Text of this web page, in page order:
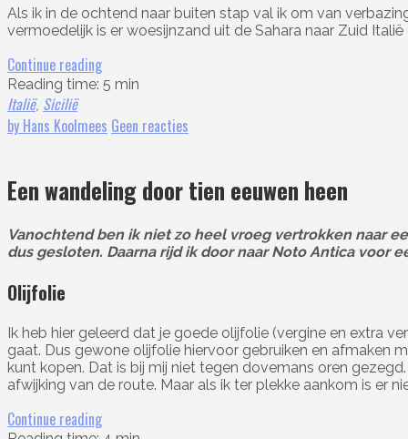
Als ik in de ochtend naar buiten stap val ik om van
vermoedelijk is er woesijnzand uit de Sahara naar Zuid
Continue reading
Reading time: 5 min
Italië, Sicilië
by Hans Koolmees Geen reacties
Een wandeling door tien eeuwen heen
Vanochtend ben ik niet zo heel vroeg vertrokken naar
dus gesloten. Daarna rijd ik door naar Noto Antica voor
Olijfolie
Ik heb hier geleerd dat je goede olijfolie (vergine en extra
gaat. Dus gewone olijfolie hiervoor gebruiken en afmaken
kunt kopen. Dat is bij mij niet tegen dovemans oren
afwijking van de route. Maar als ik ter plekke aankom is er
Continue reading